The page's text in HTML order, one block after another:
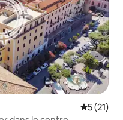
5 (21)